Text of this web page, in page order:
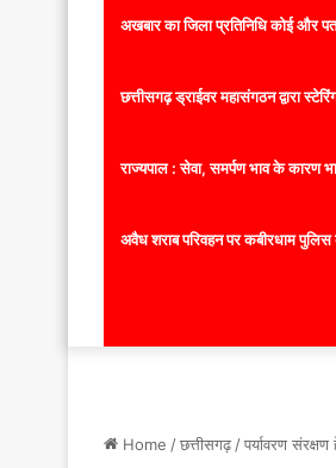
अखबार का जिला प्रतिनिधि कोई और
छत्तीसगढ़ ड्राईवर महासंगठन द्वारा
राज्यपाल : सेवा, समर्पण भाव के कारण
अवैध शराब परिवहन पर कबीरधाम पुलिस
Home /छत्तीसगढ़ /पर्यावरण